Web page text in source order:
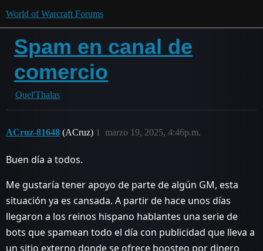
World of Warcraft Forums
Spam en canal de
comercio
Quel'Thalas
ACruz-81648 (ACruz) marzo 19, 2025, 4:46p.m.
1
Buen día a todos.
Me gustaría tener apoyo de parte de algún GM, esta
situación ya es cansada. A partir de hace unos días
llegaron a los reinos hispano hablantes una serie de
bots que spamean todo el día con publicidad que lleva a
un sitio externo donde se ofrece boosteo por dinero